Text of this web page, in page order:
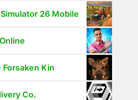
26 Mobile
Forsaken Kin
Co.